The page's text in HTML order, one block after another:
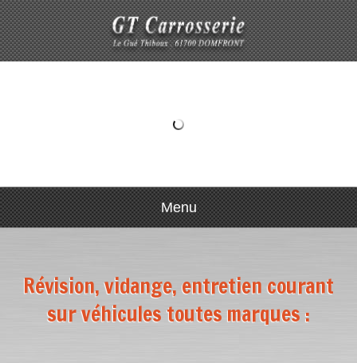
Menu
Révision, vidange, entretien courant
sur véhicules toutes marques :